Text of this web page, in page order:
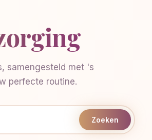
samengesteld met 's
perfecte routine.
Zoeken